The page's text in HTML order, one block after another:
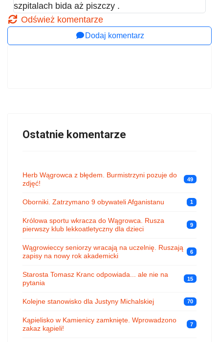
szpitalach bida aż piszczy .
Odśwież komentarze
Dodaj komentarz
Ostatnie komentarze
Herb Wągrowca z błędem. Burmistrzyni pozuje do
zdjęć!
49
Oborniki. Zatrzymano 9 obywateli Afganistanu 1
Królowa sportu wkracza do Wągrowca. Rusza
pierwszy klub lekkoatletyczny dla dzieci
9
Wągrowieccy seniorzy wracają na uczelnię. Ruszają
zapisy na nowy rok akademicki
6
Starosta Tomasz Kranc odpowiada... ale nie na
pytania
15
Kolejne stanowisko dla Justyny Michalskiej 70
Kąpielisko w Kamienicy zamknięte. Wprowadzono
zakaz kąpieli!
7